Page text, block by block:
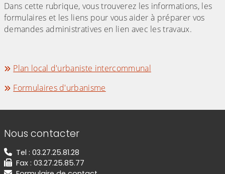
Dans cette rubrique, vous trouverez les informations, les
formulaires et les liens pour vous aider à préparer vos
demandes administratives en lien avec les travaux.
Plan local d'urbaniste intercommunal
Formulaires d'urbanisme
Informations de contact
Nous contacter
Tel : 03.27.25.81.28
Fax : 03.27.25.85.77